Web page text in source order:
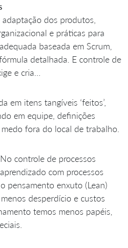
dos produtos,
e práticas para
baseada em Scrum,
detalhada. E controle de
e cria…
em itens tangíveis ‘feitos’,
em equipe, definições
fora do local de trabalho.
controle de processos
com processos
pensamento enxuto (Lean)
desperdício e custos
temos menos papéis,